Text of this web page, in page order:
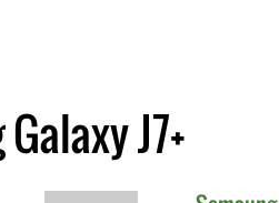
J7+